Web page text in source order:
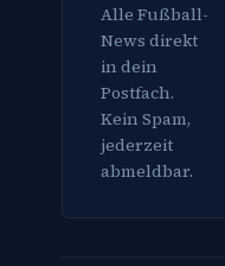
Alle Fußball-
News direkt
in dein
Postfach.
Kein Spam,
jederzeit
abmeldbar.